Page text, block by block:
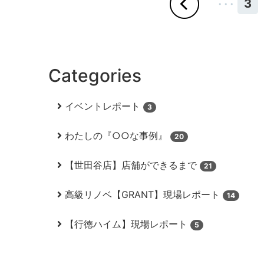
・・・ 3
Categories
イベントレポート 3
わたしの『○○な事例』 20
【世田谷店】店舗ができるまで 21
高級リノベ【GRANT】現場レポート 14
【行徳ハイム】現場レポート 5